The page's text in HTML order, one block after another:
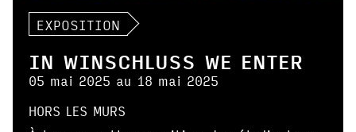
EXPOSITION
IN WINSCHLUSS WE ENTER
05 mai 2025 au 18 mai 2025
HORS LES MURS